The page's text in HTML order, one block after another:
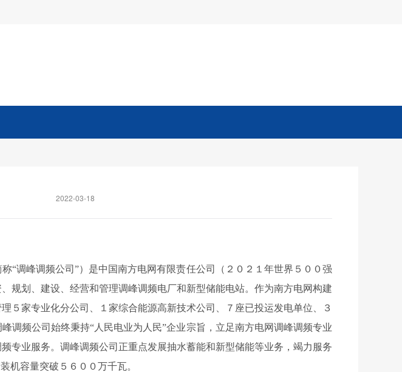
2022-03-18
称“调峰调频公司”） 是中国南方电网有限责任公司（ ２０２１年世界５００强
规划、建设、经营和管理调峰调频电厂和新型储能电站。 作为南方电网构建
５ 家专业化分公司 １家综合能源高新技术公司、 ７座已投运发电单位
３
峰调频公司 始终秉持“人民电业为人民”企业宗旨，立足南方电网调峰调频专业
专业服务。 调峰调频公司 正重点发展抽水蓄能和新型储能等业务，竭力服务
机容量突破５６００万千瓦。